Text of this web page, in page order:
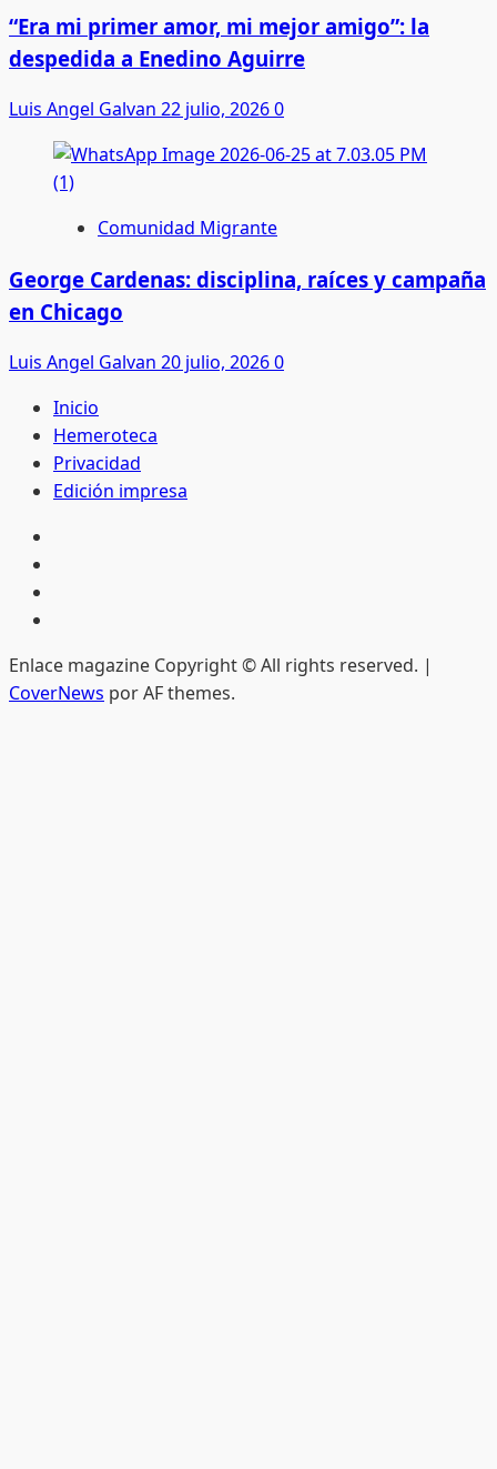
“Era mi primer amor, mi mejor amigo”: la
despedida a Enedino Aguirre
Luis Angel Galvan 22 julio, 20260
Comunidad Migrante
George Cardenas: disciplina, raíces y campaña
en Chicago
Luis Angel Galvan 20 julio, 20260
Inicio
Hemeroteca
Privacidad
Edición impresa
Enlace magazine Copyright © All rights reserved. |
CoverNews por AF themes.